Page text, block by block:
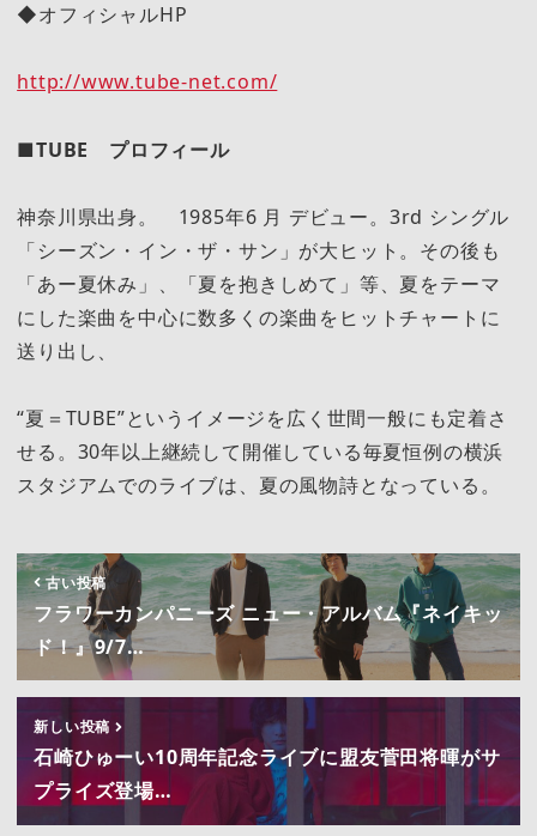
◆オフィシャルHP
http://www.tube-net.com/
■TUBE プロフィール
神奈川県出身。 1985年6 月 デビュー。3rd シングル
「シーズン・イン・ザ・サン」が大ヒット。その後も
「あー夏休み」、「夏を抱きしめて」等、夏をテーマ
にした楽曲を中心に数多くの楽曲をヒットチャートに
送り出し、
“夏＝TUBE”というイメージを広く世間一般にも定着さ
せる。30年以上継続して開催している毎夏恒例の横浜
スタジアムでのライブは、夏の風物詩となっている。
古い投稿
フラワーカンパニーズ ニュー・アルバム『ネイキッ
ド！』9/7…
新しい投稿
石崎ひゅーい10周年記念ライブに盟友菅田将暉がサ
プライズ登場…